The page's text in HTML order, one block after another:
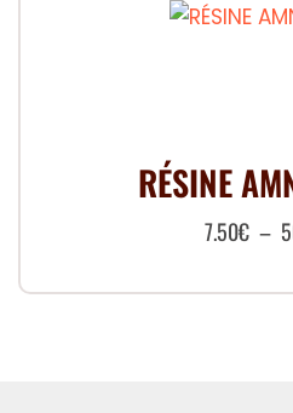
RÉSINE
7.50€ –